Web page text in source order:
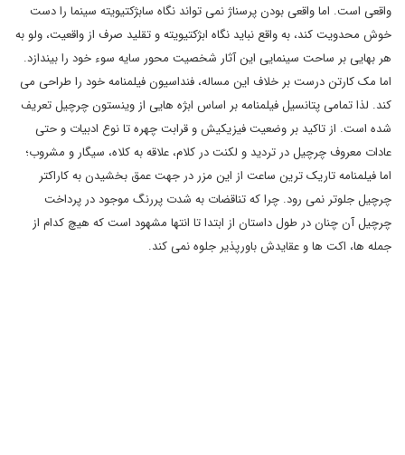
واقعی است. اما واقعی بودن پرسناژ نمی تواند نگاه سابژکتیویته سینما را دست
خوش محدویت کند، به واقع نباید نگاه ابژکتیویته و تقلید صرف از واقعیت، ولو به
هر بهایی بر ساحت سینمایی این آثار شخصیت محور سایه سوء خود را بیندازد.
اما مک کارتن درست بر خلاف این مساله، فنداسیون فیلمنامه خود را طراحی می
کند. لذا تمامی پتانسیل فیلمنامه بر اساس ابژه هایی از وینستون چرچیل تعریف
شده است. از تاکید بر وضعیت فیزیکیش و قرابت چهره تا نوع ادبیات و حتی
عادات معروف چرچیل در تردید و لکنت در کلام، علاقه به کلاه، سیگار و مشروب؛
اما فیلمنامه تاریک ترین ساعت از این مزر در جهت عمق بخشیدن به کاراکتر
چرچیل جلوتر نمی رود. چرا که تناقضات به شدت پررنگ موجود در پرداخت
چرچیل آن چنان در طول داستان از ابتدا تا انتها مشهود است که هیچ کدام از
جمله ها، اکت ها و عقایدش باورپذیر جلوه نمی کند.